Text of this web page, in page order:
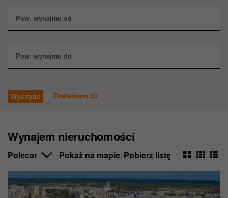
Pow. wynajmu od
Pow. wynajmu do
Wyczyść Znaleziono 53
Wynajem nieruchomości
Pokaż na mapie Pobierz listę